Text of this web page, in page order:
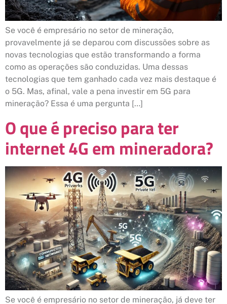
Se você é empresário no setor de mineração,
provavelmente já se deparou com discussões sobre as
novas tecnologias que estão transformando a forma
como as operações são conduzidas. Uma dessas
tecnologias que tem ganhado cada vez mais destaque é
o 5G. Mas, afinal, vale a pena investir em 5G para
mineração? Essa é uma pergunta […]
O que é preciso para ter
internet 4G em mineradora?
Se você é empresário no setor de mineração, já deve ter